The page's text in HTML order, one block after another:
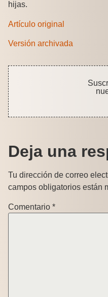
hijas.
Artículo original
Versión archivada
Deja una
Tu dirección de correo
campos obligatorios están
Comentario *